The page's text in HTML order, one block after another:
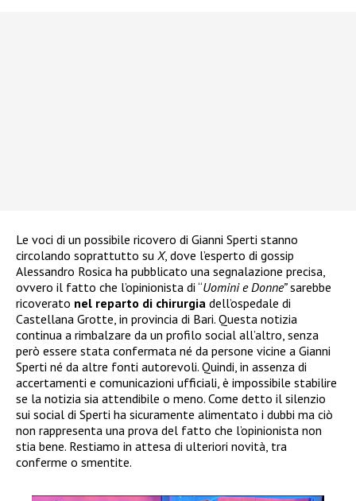
Le voci di un possibile ricovero di Gianni Sperti stanno
circolando soprattutto su X, dove l’esperto di gossip
Alessandro Rosica ha pubblicato una segnalazione precisa,
ovvero il fatto che l’opinionista di “Uomini e Donne”sarebbe
ricoverato nel reparto di chirurgia dell’ospedale di
Castellana Grotte, in provincia di Bari. Questa notizia
continua a rimbalzare da un profilo social all’altro, senza
però essere stata confermata né da persone vicine a Gianni
Sperti né da altre fonti autorevoli. Quindi, in assenza di
accertamenti e comunicazioni ufficiali, è impossibile stabilire
se la notizia sia attendibile o meno. Come detto il silenzio
sui social di Sperti ha sicuramente alimentato i dubbi ma ciò
non rappresenta una prova del fatto che l’opinionista non
stia bene. Restiamo in attesa di ulteriori novità, tra
conferme o smentite.